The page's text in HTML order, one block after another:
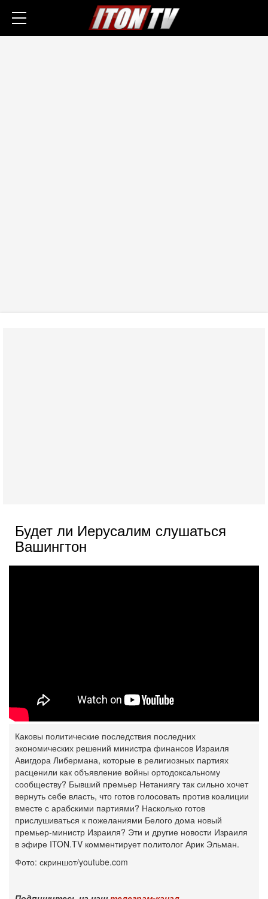
Будет ли Иерусалим слушаться
Вашингтон
Каковы политические последствия последних
экономических решений министра финансов Израиля
Авигдора Либермана, которые в религиозных партиях
расценили как объявление войны ортодоксальному
сообществу? Бывший премьер Нетаниягу так сильно хочет
вернуть себе власть, что готов голосовать против коалиции
вместе с арабскими партиями? Насколько готов
прислушиваться к пожеланиями Белого дома новый
премьер-министр Израиля? Эти и другие новости Израиля
в эфире ITON.TV комментирует политолог Арик Эльман.
Фото: скриншот/youtube.com‎